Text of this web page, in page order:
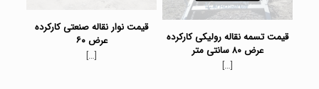
قیمت تسمه نقاله رولیکی کارکرده
عرض ۸۰ سانتی متر
[…]
قیمت نوار نقاله صنعتی کارکرده
عرض ۶۰
[…]